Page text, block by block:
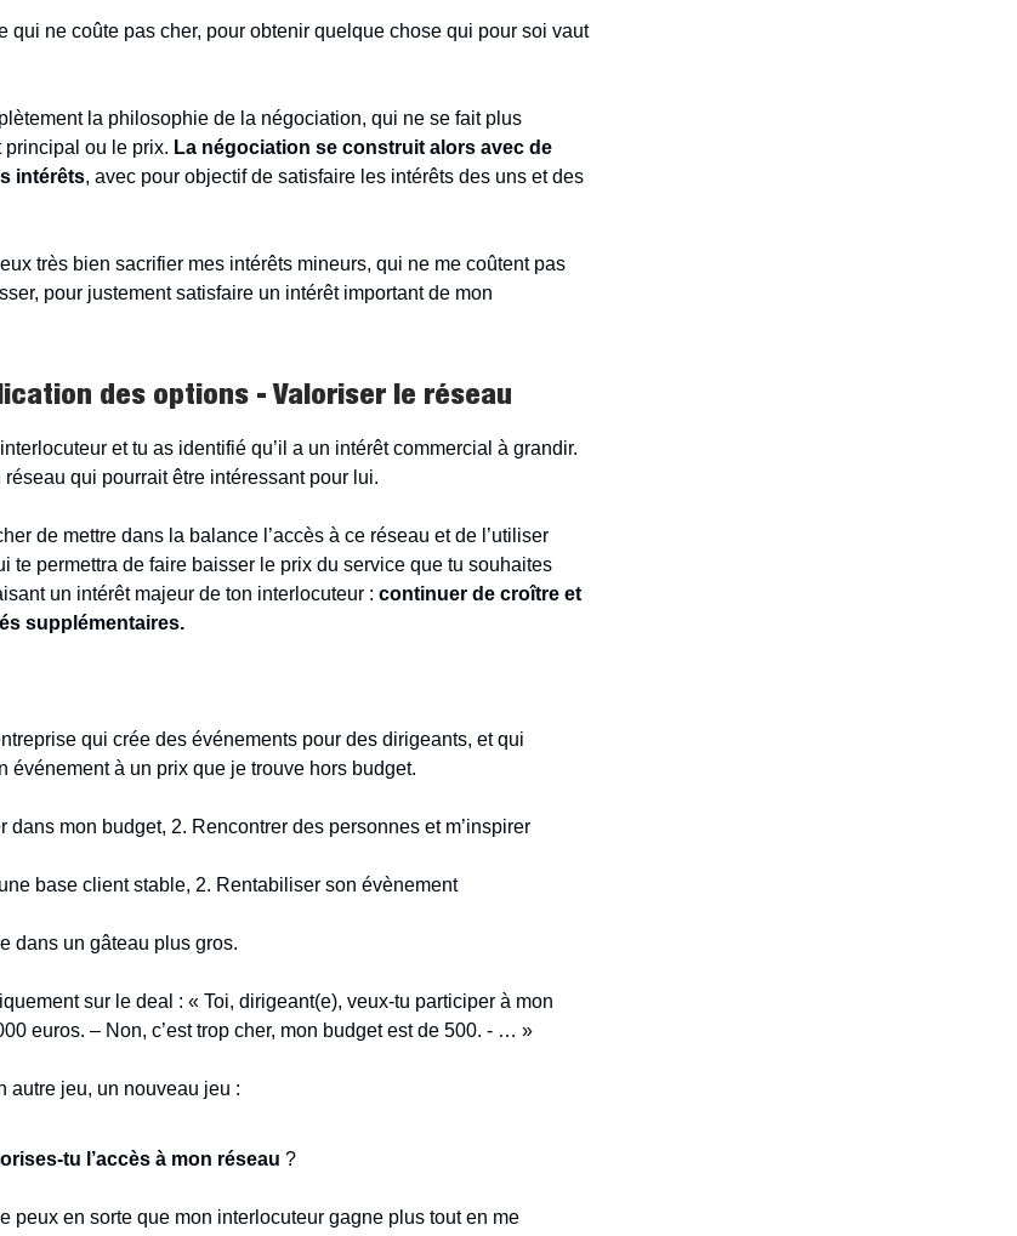
qui ne coûte pas cher, pour obtenir quelque chose qui pour soi vaut
la philosophie de la négociation, qui ne se fait plus
ou le prix. La négociation se construit alors avec de
intérêts, avec pour objectif de satisfaire les intérêts des uns et des
très bien sacrifier mes intérêts mineurs, qui ne me coûtent pas
pour justement satisfaire un intérêt important de mon
des options - Valoriser le réseau
et tu as identifié qu’il a un intérêt commercial à grandir.
qui pourrait être intéressant pour lui.
de mettre dans la balance l’accès à ce réseau et de l’utiliser
te permettra de faire baisser le prix du service que tu souhaites
un intérêt majeur de ton interlocuteur : continuer de croître et
supplémentaires.
qui crée des événements pour des dirigeants, et qui
événement à un prix que je trouve hors budget.
dans mon budget, 2. Rencontrer des personnes et m’inspirer
base client stable, 2. Rentabiliser son évènement
dans un gâteau plus gros.
sur le deal : « Toi, dirigeant(e), veux-tu participer à mon
euros. – Non, c’est trop cher, mon budget est de 500. - … »
autre jeu, un nouveau jeu :
tu l’accès à mon réseau ?
peux en sorte que mon interlocuteur gagne plus tout en me